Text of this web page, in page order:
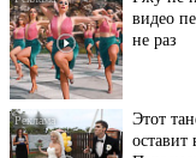
не раз
оставит